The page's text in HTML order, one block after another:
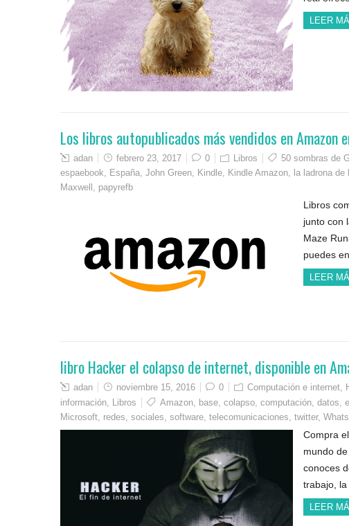
LEER
Los libros autopublicados más vendidos en Amazon
adan febrero 23, 2017 0 Libros 50 sombras de
espaebook
España John Green Kindle Kindle Amazon la ladrona de
Maxwell
papyrefb
Libros
junto con
Maze
puedes
LEER
libro Hacker el colapso de internet, disponible en
adan noviembre 15, 2016 0 Computación e internet,
información, Libros Amazon, base, colapso, computación, datos,
Microsoft, redes, sociales, software, telecomunicaciones, twitter,
Compra
mundo
conoces
trabajo,
LEER